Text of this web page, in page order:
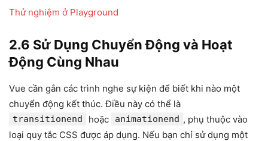
Thửnghiệm ở Playground
2.6 Sử Dụng Chuyển Động và Hoạt
Động Cùng Nhau
Vue cần gắn các trình nghe sự kiện để biết khi nào một
chuyển động kết thúc. Điều này có thể là
transitionend hoặc animationend , phụ thuộc vào
loại quy tắc CSS được áp dụng. Nếu bạn chỉ sử dụng một